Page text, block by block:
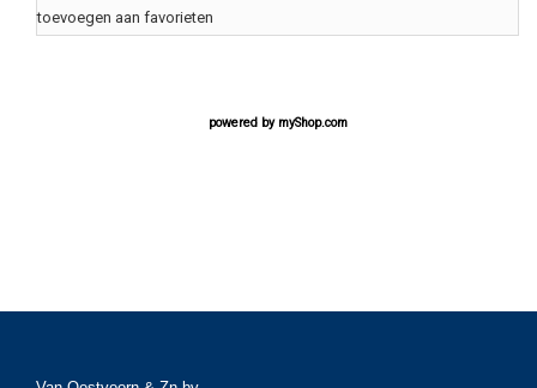
toevoegen aan favorieten
powered by myShop.com